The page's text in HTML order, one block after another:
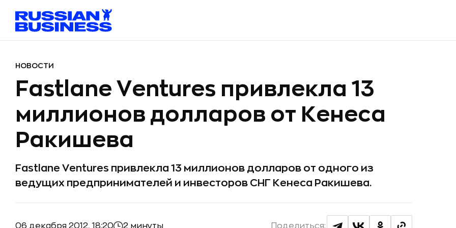
НОВОСТИ
Fastlane Ventures привлекла 13
миллионов долларов от Кенеса
Ракишева
Fastlane Ventures привлекла 13 миллионов долларов от одного из
ведущих предпринимателей и инвесторов СНГ Кенеса Ракишева.
06 декабря 2012, 18:20 2 минуты Поделиться: